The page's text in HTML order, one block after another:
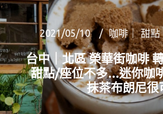
2021/05/10 咖啡｜ 甜點
台中｜北區 榮華街咖啡
甜點/座位不多…迷你咖
抹茶布朗尼很